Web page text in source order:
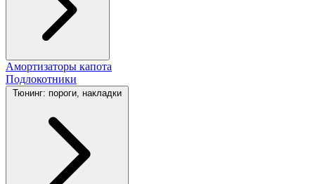
Амортизаторы капота
Подлокотники
Тюнинг: пороги, накладки